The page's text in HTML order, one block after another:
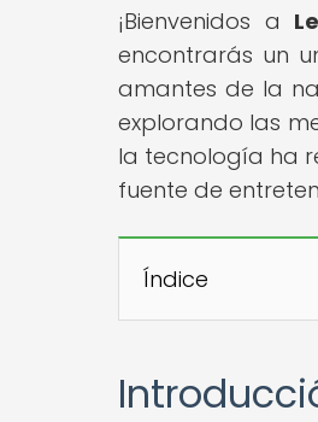
¡Bienvenidos a
encontrarás un
amantes de la
explorando las
la tecnología ha
fuente de
Índice